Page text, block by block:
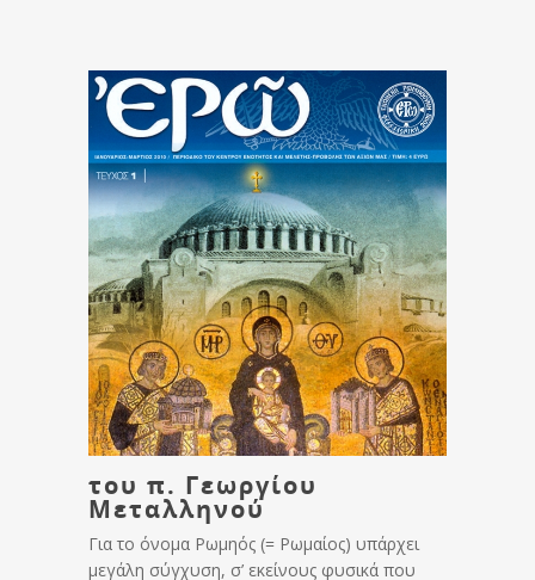
του π. Γεωργίου
Μεταλληνού
Για το όνομα Ρωμηός (= Ρωμαίος) υπάρχει
μεγάλη σύγχυση, σ’ εκείνους φυσικά που